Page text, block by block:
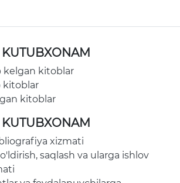
kelgan kitoblar
kitoblar
kitoblar
xizmati
saqlash va ularga ishlov